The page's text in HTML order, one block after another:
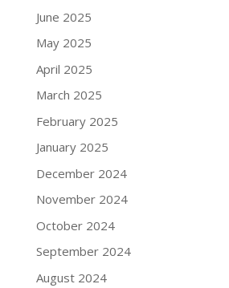
June 2025
May 2025
April 2025
March 2025
February 2025
January 2025
December 2024
November 2024
October 2024
September 2024
August 2024